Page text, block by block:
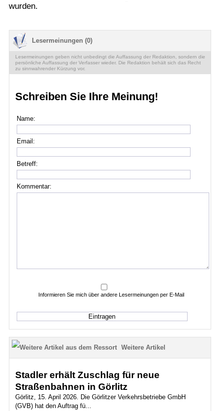
wurden.
Lesermeinungen (0)
Lesermeinungen geben nicht unbedingt die Auffassung der Redaktion, sondern die
persönliche Auffassung der Verfasser wieder. Die Redaktion behält sich das Recht
zu sinnwahrender Kürzung vor.
Schreiben Sie Ihre Meinung!
Name:
Email:
Betreff:
Kommentar:
Informieren Sie mich über andere Lesermeinungen per E-Mail
Weitere Artikel
Stadler erhält Zuschlag für neue
Straßenbahnen in Görlitz
Görlitz, 15. April 2026. Die Görlitzer Verkehrsbetriebe GmbH
(GVB) hat den Auftrag fü...